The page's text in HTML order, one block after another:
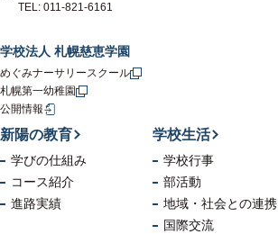
TEL: 011-821-6161
学校法人 札幌慈恵学園
めぐみナーサリースクール
札幌第一幼稚園
公開情報
新陽の教育
学びの仕組み
コース紹介
進路実績
学校生活
学校行事
部活動
地域・社会との連携
国際交流